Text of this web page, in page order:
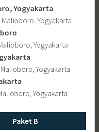
Yogyakarta
Yogyakarta
Yogyakarta
Yogyakarta
Yogyakarta
Paket B